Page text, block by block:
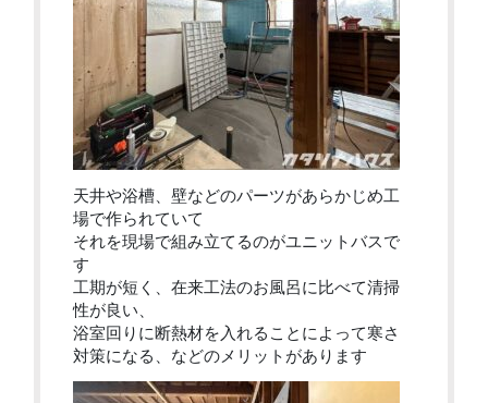
天井や浴槽、壁などのパーツがあらかじめ工
場で作られていて
それを現場で組み立てるのがユニットバスで
す
工期が短く、在来工法のお風呂に比べて清掃
性が良い、
浴室回りに断熱材を入れることによって寒さ
対策になる、などのメリットがあります